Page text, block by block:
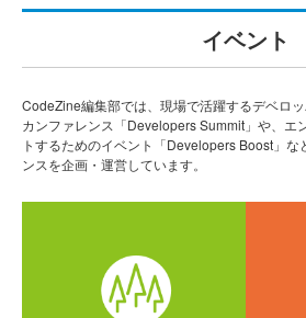
イベント
CodeZine編集部では、現場で活躍するデベロ
カンファレンス「Developers Summit」や、エ
トするためのイベント「Developers Boost」な
ンスを企画・運営しています。